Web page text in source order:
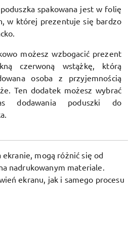
spakowana jest w folię
w której prezentuje się bardzo
możesz wzbogacić prezent
czerwoną wstążkę, którą
osoba z przyjemnością
Ten dodatek możesz wybrać
dodawania poduszki do
mogą różnić się od
nadrukowanym materiale.
ekranu, jak i samego procesu